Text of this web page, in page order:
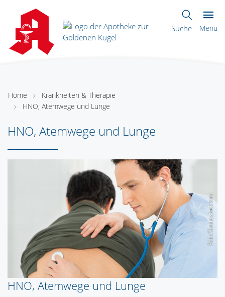
Suche Menü
Home
Krankheiten & Therapie
HNO, Atemwege und Lunge
HNO, Atemwege und Lunge
HNO, Atemwege und Lunge